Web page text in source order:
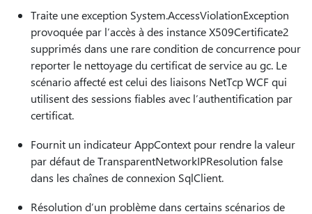
Traite une exception System.AccessViolationException
provoquée par l’accès à des instance X509Certificate2
supprimés dans une rare condition de concurrence pour
reporter le nettoyage du certificat de service au gc. Le
scénario affecté est celui des liaisons NetTcp WCF qui
utilisent des sessions fiables avec l’authentification par
certificat.
Fournit un indicateur AppContext pour rendre la valeur
par défaut de TransparentNetworkIPResolution false
dans les chaînes de connexion SqlClient.
Résolution d’un problème dans certains scénarios de